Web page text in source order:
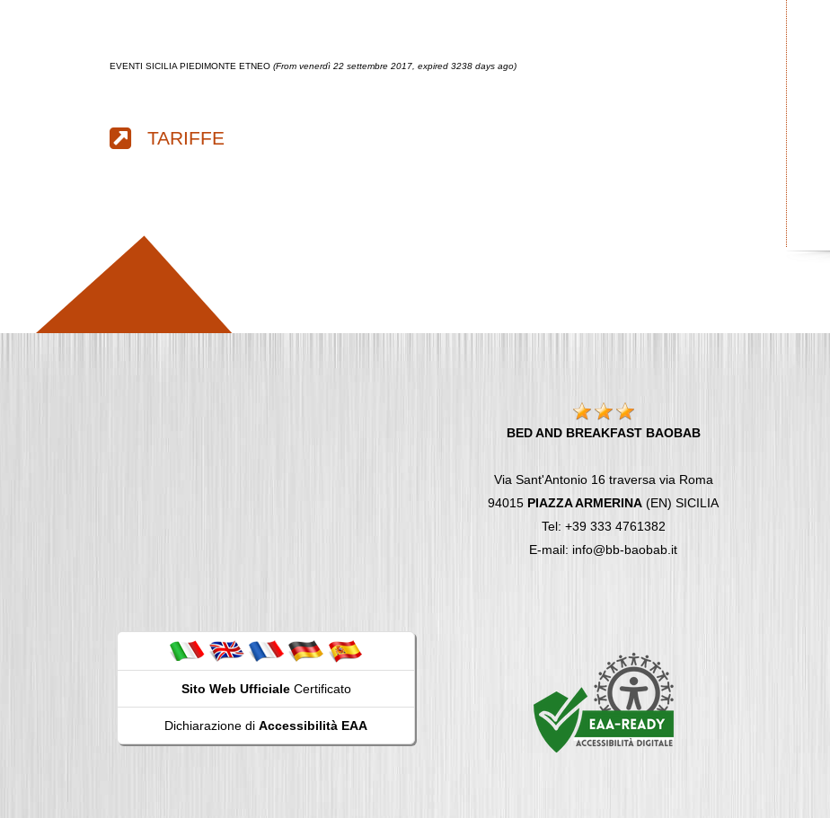
EVENTI SICILIA PIEDIMONTE ETNEO (From venerdì 22 settembre 2017, expired 3238 days ago)
TARIFFE
BED AND BREAKFAST BAOBAB
Via Sant'Antonio 16 traversa via Roma
94015 PIAZZA ARMERINA (EN) SICILIA
Tel: +39 333 4761382
E-mail: info@bb-baobab.it
Sito Web UfficialeCertificato
Dichiarazione di Accessibilità EAA